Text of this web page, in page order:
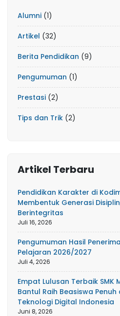
Alumni (1)
Artikel (32)
Berita Pendidikan (9)
Pengumuman (1)
Prestasi (2)
Tips dan Trik (2)
Artikel Terbaru
Pendidikan Karakter di
Membentuk Generasi
Berintegritas
Juli 16, 2026
Pengumuman Hasil
Pelajaran 2026/2027
Juli 4, 2026
Empat Lulusan Terbaik SMK
Bantul Raih Beasiswa
Teknologi Digital Indonesia
Juni 8, 2026